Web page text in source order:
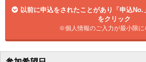
以前に申込をされたことがあり「申込
をクリック
※個人情報のご入力が最小限に